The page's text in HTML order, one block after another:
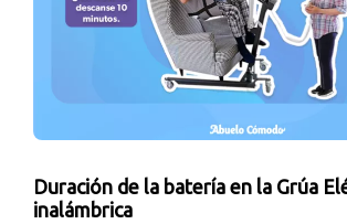
Duración de la batería en la Grúa
inalámbrica